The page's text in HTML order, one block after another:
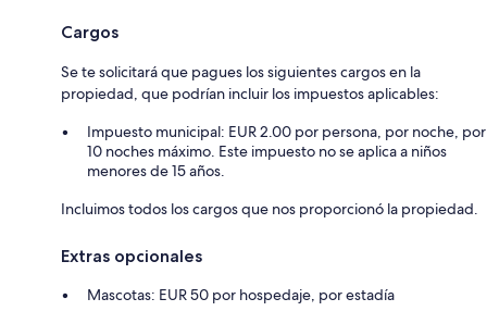
Cargos
Se te solicitará que pagues los siguientes cargos en la
propiedad, que podrían incluir los impuestos aplicables:
Impuesto municipal: EUR 2.00 por persona, por noche, por
10 noches máximo. Este impuesto no se aplica a niños
menores de 15 años.
Incluimos todos los cargos que nos proporcionó la propiedad.
Extras opcionales
Mascotas: EUR 50 por hospedaje, por estadía